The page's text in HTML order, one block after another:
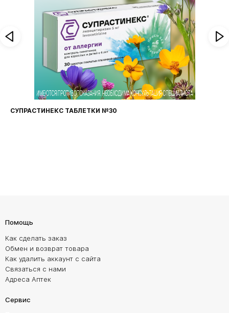
СУПРАСТИНЕКС ТАБЛЕТКИ №30
Помощь
Как сделать заказ
Обмен и возврат товара
Как удалить аккаунт с сайта
Связаться с нами
Адреса Аптек
Сервис